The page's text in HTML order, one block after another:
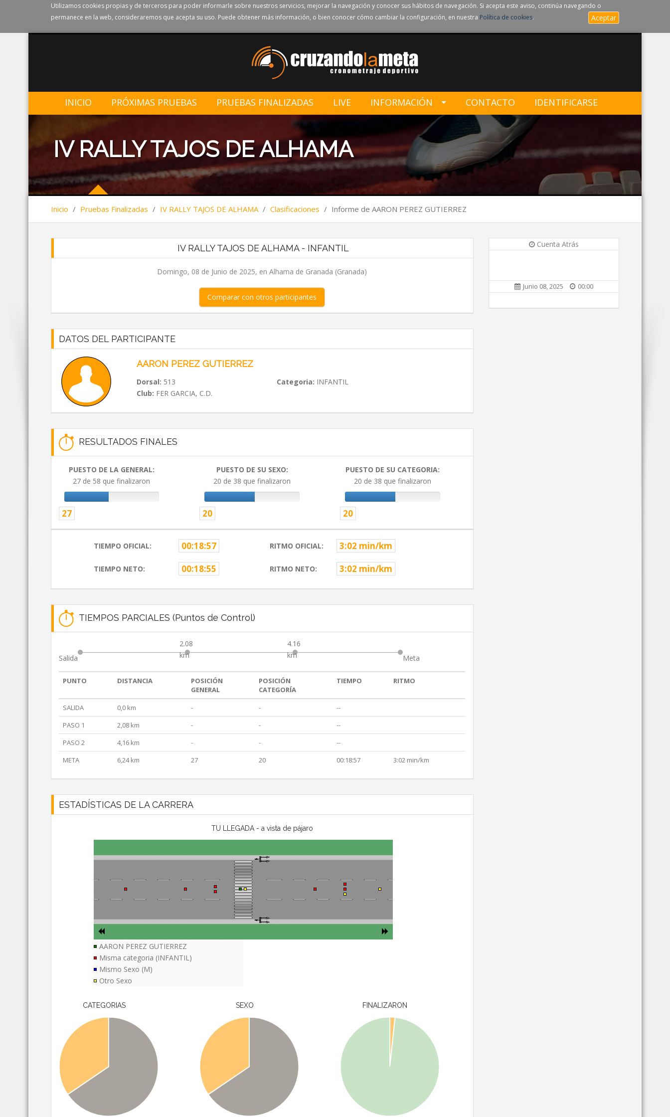
Utilizamos cookies propias y de terceros para poder informarle sobre nuestros servicios, mejorar la navegación y conocer sus hábitos de navegación. Si acepta este aviso, continúa navegando o
permanece en la web, consideraremos que acepta su uso. Puede obtener más información, o bien conocer cómo cambiar la configuración, en nuestra Política de cookies. Aceptar
INICIO PRÓXIMAS PRUEBAS PRUEBAS FINALIZADAS LIVE INFORMACIÓN CONTACTO IDENTIFICARSE
IV RALLY TAJOS DE ALHAMA
Inicio / Pruebas Finalizadas / IV RALLY TAJOS DE ALHAMA / Clasificaciones / Informe de AARON PEREZ GUTIERREZ
IV RALLY TAJOS DE ALHAMA - INFANTIL
Domingo, 08 de Junio de 2025, en Alhama de Granada (Granada)
Comparar con otros participantes
DATOS DEL PARTICIPANTE
AARON PEREZ GUTIERREZ
Dorsal: 513 Categoria: INFANTIL
Club: FER GARCIA, C.D.
RESULTADOS FINALES
PUESTO DE LA GENERAL:
27 de 58 que finalizaron
27
PUESTO DE SU SEXO:
20 de 38 que finalizaron
20
PUESTO DE SU CATEGORIA:
20 de 38 que finalizaron
20
TIEMPO OFICIAL: 00:18:57 RITMO OFICIAL: 3:02 min/km
TIEMPO NETO: 00:18:55 RITMO NETO: 3:02 min/km
TIEMPOS PARCIALES (Puntos de Control)
Salida
2.08
km
4.16
km
Meta
PUNTO DISTANCIA
POSICIÓN
GENERAL
POSICIÓN
CATEGORÍA
TIEMPO RITMO
SALIDA 0,0 km - -
--
PASO 1
2,08 km - -
--
PASO 2
4,16 km - -
--
META
6,24 km 27 20 00:18:57 3:02 min/km
ESTADÍSTICAS DE LA CARRERA
TU LLEGADA - a vista de pájaro
AARON PEREZ GUTIERREZ
Misma categoria (INFANTIL)
Mismo Sexo (M)
Otro Sexo
CATEGORIAS SEXO FINALIZARON
Cuenta Atrás
Junio 08, 2025 00:00